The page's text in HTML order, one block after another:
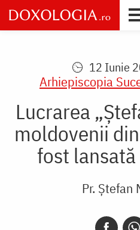
Skip
to
main
12 Iunie
Arhiepiscopia
Lucrarea
moldovenii
fost
Pr. Ștefan